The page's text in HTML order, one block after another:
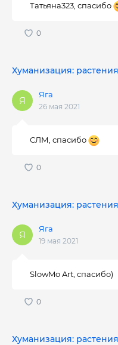
Татьяна323, спасибо
Хуманизация:
Яга
26 мая 2021
СЛМ, спасибо
Хуманизация:
Яга
19 мая 2021
SlowMo Art, спасибо)
Хуманизация: